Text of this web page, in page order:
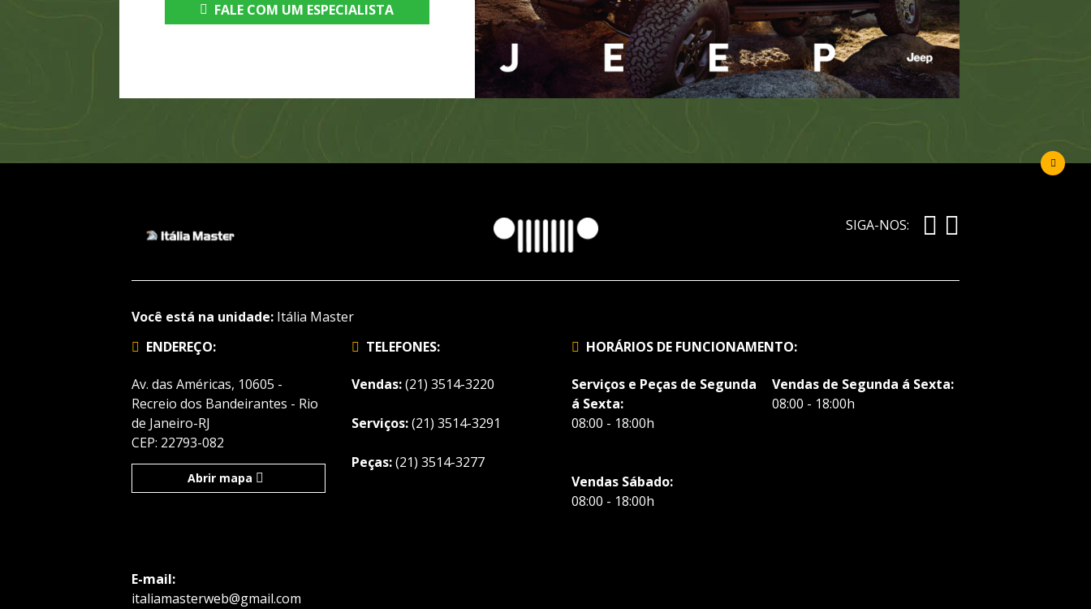
FALE COM UM ESPECIALISTA
SIGA-NOS:
Você está na unidade: Itália Master
ENDEREÇO:
Av. das Américas, 10605 -
Recreio dos Bandeirantes - Rio
de Janeiro-RJ
CEP: 22793-082
Abrir mapa
TELEFONES:
Vendas:(21) 3514-3220
Serviços:(21) 3514-3291
Peças:(21) 3514-3277
HORÁRIOS DE FUNCIONAMENTO:
Serviços e Peças de Segunda
á Sexta:
08:00 - 18:00h
Vendas de Segunda á Sexta:
08:00 - 18:00h
Vendas Sábado:
08:00 - 18:00h
E-mail:
italiamasterweb@gmail.com